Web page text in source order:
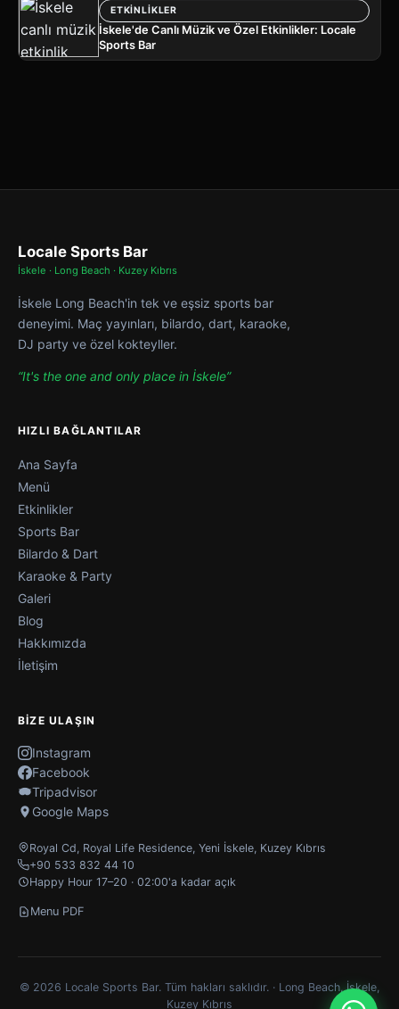
ETKINLIKLER
İskele'de Canlı Müzik ve Özel Etkinlikler: Locale
Sports Bar
Locale Sports Bar
İskele · Long Beach · Kuzey Kıbrıs
İskele Long Beach'in tek ve eşsiz sports bar
deneyimi. Maç yayınları, bilardo, dart, karaoke,
DJ party ve özel kokteyller.
“It's the one and only place in İskele”
HIZLI BAĞLANTILAR
Ana Sayfa
Menü
Etkinlikler
Sports Bar
Bilardo & Dart
Karaoke & Party
Galeri
Blog
Hakkımızda
İletişim
BIZE ULAŞIN
Instagram
Facebook
Tripadvisor
Google Maps
Royal Cd, Royal Life Residence, Yeni İskele, Kuzey Kıbrıs
+90 533 832 44 10
Happy Hour 17–20 · 02:00'a kadar açık
Menu PDF
© 2026 Locale Sports Bar. Tüm hakları saklıdır. · Long Beach, İskele,
Kuzey Kıbrıs